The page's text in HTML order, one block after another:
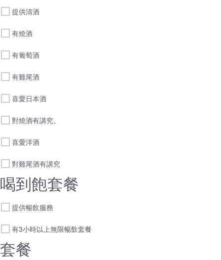
提供清酒
有燒酒
有葡萄酒
有雞尾酒
喜愛日本酒
對燒酒有講究。
喜愛洋酒
對雞尾酒有講究
喝到飽套餐
提供暢飲服務
有3小時以上無限暢飲套餐
套餐